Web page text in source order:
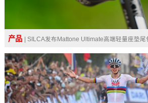
产品 | SILCA发布Mattone Ultimate高端轻量座垫尾